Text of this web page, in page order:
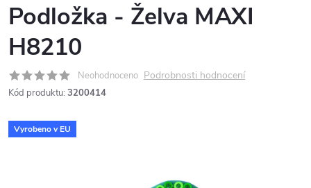
Podložka - Želva MAXI
H8210
Neohodnoceno Podrobnosti hodnocení
Kód produktu: 3200414
Vyrobeno v EU